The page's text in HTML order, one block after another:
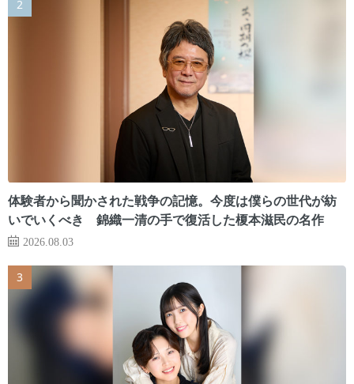
体験者から聞かされた戦争の記憶。今度は僕らの世代が紡
いでいくべき 錦織一清の手で復活した榎本滋民の名作
2026.08.03